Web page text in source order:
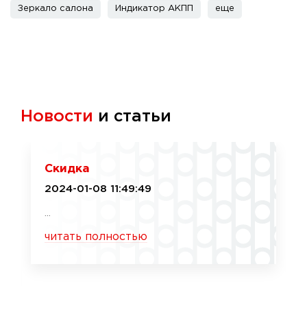
Зеркало салона Индикатор АКПП еще
Новости и статьи
Скидка
2024-01-08 11:49:49
читать полностью